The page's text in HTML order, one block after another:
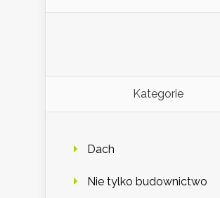
Kategorie
Dach
Nie tylko budownictwo